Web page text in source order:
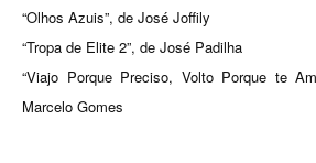
“Olhos Azuis”, de José Joffily
“Tropa de Elite 2”, de José Padilha
“Viajo Porque Preciso, Volto Porque te
Marcelo Gomes